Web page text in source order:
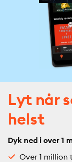
Lyt når
helst
Dyk ned i over 1
Over 1 million